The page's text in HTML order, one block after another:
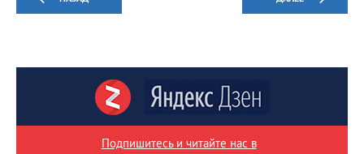
Подпишитесь и читайте нас в